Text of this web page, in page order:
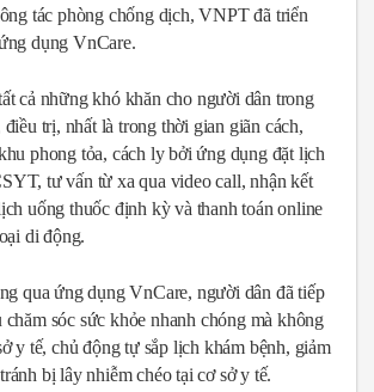
tác phòng chống dịch, VNPT đã triển
dụng VnCare.
cả những khó khăn cho người dân trong
trị, nhất là trong thời gian giãn cách,
phong tỏa, cách ly bởi ứng dụng đặt lịch
tư vấn từ xa qua video call, nhận kết
uống thuốc định kỳ và thanh toán online
di động.
qua ứng dụng VnCare, người dân đã tiếp
sóc sức khỏe nhanh chóng mà không
y tế, chủ động tự sắp lịch khám bệnh, giảm
bị lây nhiễm chéo tại cơ sở y tế.